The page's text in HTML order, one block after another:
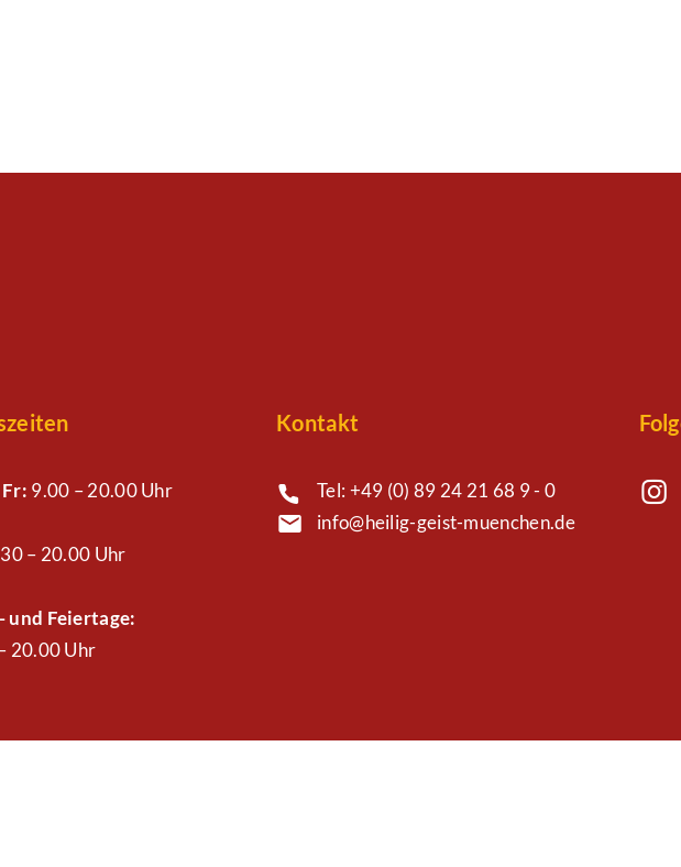
9.00 – 20.00 Uhr
– 20.00 Uhr
und Feiertage:
20.00 Uhr
Kontakt
Tel: +49 (0) 89 24 21 68 9 - 0
info@heilig-geist-muenchen.de